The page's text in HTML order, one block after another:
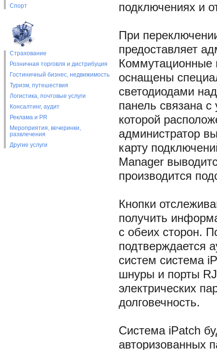
Спорт
Страхование
Розничная торговля и дистрибуция
Гостиничный бизнес, недвижимость
Туризм, путешествия
Логистика, почтовые услуги
Консалтинг, аудит
Реклама и PR
Мероприятия, вечеринки,
развлечения
Другие услуги
подключениях и
При
предоставляет
Коммутационные
оснащены
светодиодами
панель связана
которой
администратор
карту
Manager
производится
Кнопки
получить
с обеих сторон.
подтверждается
систем система
шнуры и порты
электрических
долговечность.
Система iPatch
авторизованных